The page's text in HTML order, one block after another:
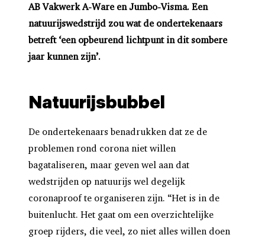
AB Vakwerk A-Ware en Jumbo-Visma. Een
natuurijswedstrijd zou wat de ondertekenaars
betreft ‘een opbeurend lichtpunt in dit sombere
jaar kunnen zijn’.
Natuurijsbubbel
De ondertekenaars benadrukken dat ze de
problemen rond corona niet willen
bagataliseren, maar geven wel aan dat
wedstrijden op natuurijs wel degelijk
coronaproof te organiseren zijn. “Het is in de
buitenlucht. Het gaat om een overzichtelijke
groep rijders, die veel, zo niet alles willen doen